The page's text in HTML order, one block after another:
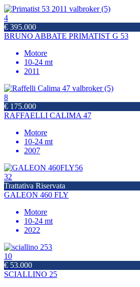
4
€ 395.000
BRUNO ABBATE PRIMATIST G 53
Motore
10-24 mt
2011
8
€ 175.000
RAFFAELLI CALIMA 47
Motore
10-24 mt
2007
32
Trattativa Riservata
GALEON 460 FLY
Motore
10-24 mt
2022
10
€ 53.000
SCIALLINO 25